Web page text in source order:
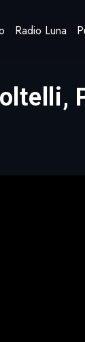
Radio Luna